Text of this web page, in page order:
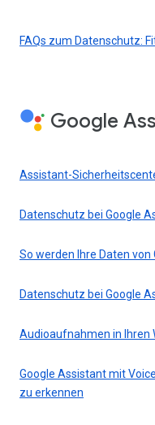
FAQs zum Datenschutz:
Google
Assistant-
Datenschutz bei Google
So werden Ihre Daten
Datenschutz bei Google
Audioaufnahmen in Ihren
Google Assistant mit
zu erkennen